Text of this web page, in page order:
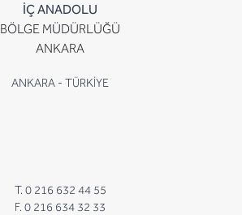
İÇ ANADOLU
BÖLGE MÜDÜRLÜĞÜ
ANKARA
ANKARA - TÜRKİYE
T. 0 216 632 44 55
F. 0 216 634 32 33